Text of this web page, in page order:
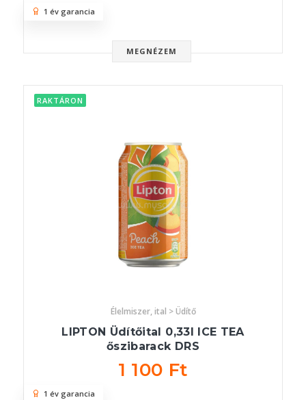
MEGNÉZEM
1 év garancia
RAKTÁRON
Élelmiszer, ital > Üdítő
LIPTON Üdítőital 0,33l ICE TEA
őszibarack DRS
1 100 Ft
1 év garancia